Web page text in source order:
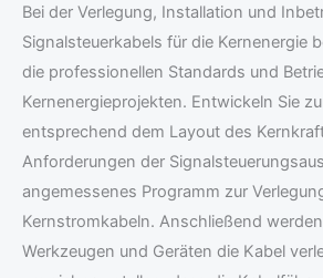
Bei der Verlegung, Installation und
Signalsteuerkabels für die Kernenergie
die professionellen Standards und
Kernenergieprojekten. Entwickeln Sie
entsprechend dem Layout des
Anforderungen der
angemessenes Programm zur
Kernstromkabeln. Anschließend
Werkzeugen und Geräten die Kabel